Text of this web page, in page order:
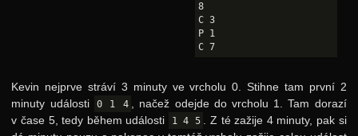
8
C 3
P 1
C 7
Kevin nejprve stráví 3 minuty ve vrcholu 0. Stihne tam první 2
minuty události
0 1 4
, načež odejde do vrcholu 1. Tam dorazí
v čase 5, tedy během události
1 4 5
. Z té zažije 4 minuty, pak si